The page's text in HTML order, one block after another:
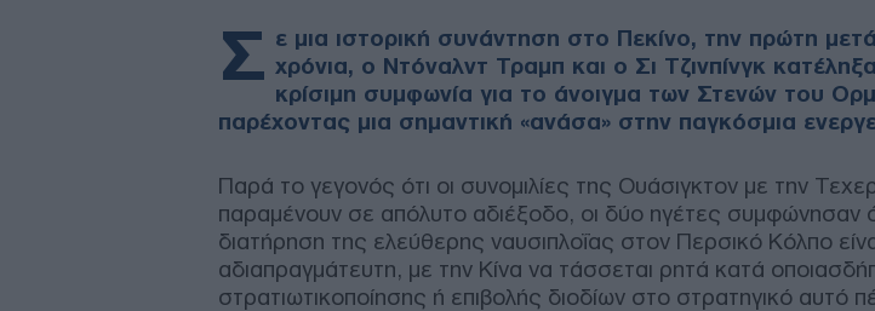
Σ ε μια ιστορική συνάντηση στο Πεκίνο, την πρώτη
χρόνια, ο Ντόναλντ Τραμπ και ο Σι Τζινπίνγκ
κρίσιμη συμφωνία για το άνοιγμα των Στενών του
παρέχοντας μια σημαντική «ανάσα» στην παγκόσμια
Παρά το γεγονός ότι οι συνομιλίες της Ουάσιγκτον με την
παραμένουν σε απόλυτο αδιέξοδο, οι δύο ηγέτες συμφώνησαν
διατήρηση της ελεύθερης ναυσιπλοΐας στον Περσικό Κόλπο
αδιαπραγμάτευτη, με την Κίνα να τάσσεται ρητά κατά
στρατιωτικοποίησης ή επιβολής διοδίων στο στρατηγικό αυτό